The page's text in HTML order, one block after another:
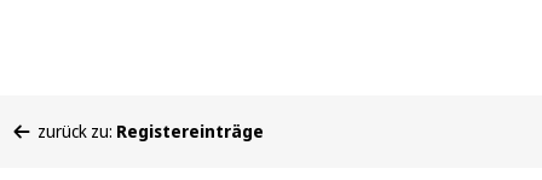
befinden
zurück zu: Registereinträge